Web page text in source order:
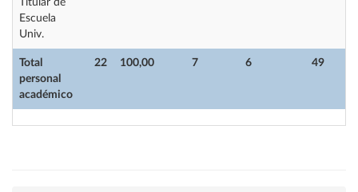
Total
personal
académico
22 100,00 7 6 49
Titular de
Escuela
Univ.